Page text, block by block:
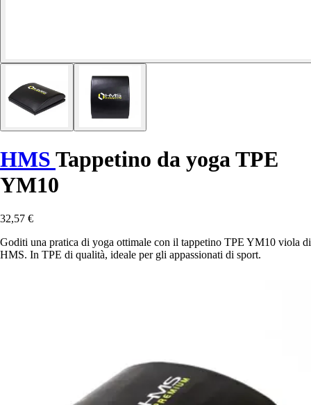
HMS Tappetino da yoga TPE
YM10
32,57 €
Goditi una pratica di yoga ottimale con il tappetino TPE YM10 viola di
HMS. In TPE di qualità, ideale per gli appassionati di sport.